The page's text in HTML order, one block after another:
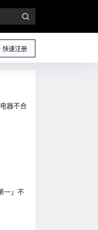
快速注册
器不合
一」不